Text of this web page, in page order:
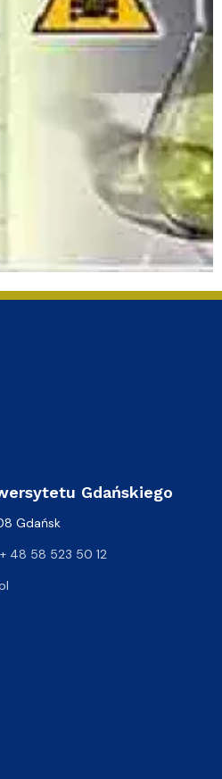
Gdańskiego
Gdańsk
+ 48 58 523 50 12